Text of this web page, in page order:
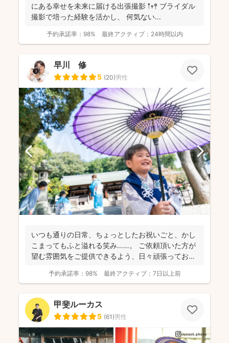
にある幸せを未来に届ける出張撮影 𖡡𖥧𖤣 ブライダル
撮影で培った経験を活かし、 何気ない...
予約承諾率： 98% 最終アクティブ： 24時間以内
早川 修
5 (20)男性
いつも通りの日常、ちょっとしたお祝いごと、かし
こまってもふと溢れる笑み……。 ご依頼頂いた方が
望む雰囲気をご提供できるよう、日々頑張っており
予約承諾率： 98% 最終アクティブ： 7日以上前
甲斐ルーカス
5 (61)男性